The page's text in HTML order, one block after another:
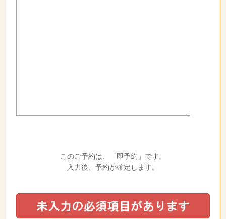
このご予約は、「即予約」です。
入力後、予約が確定します。